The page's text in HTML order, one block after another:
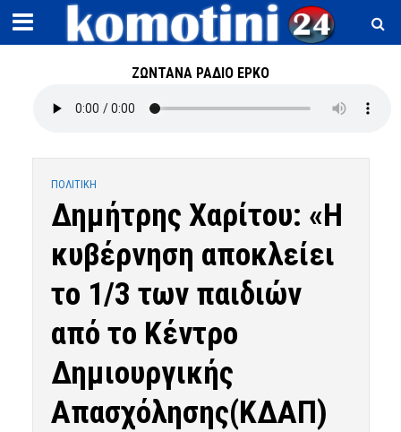
ΖΩΝΤΑΝΑ ΡΑΔΙΟ ΕΡΚΟ
ΠΟΛΙΤΙΚΗ
Δημήτρης Χαρίτου: «Η
κυβέρνηση αποκλείει
το 1/3 των παιδιών
από το Κέντρο
Δημιουργικής
Απασχόλησης(ΚΔΑΠ)